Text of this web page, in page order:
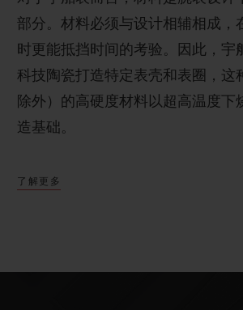
部分。材料必须与设计相辅相成，
时更能抵挡时间的考验。因此，宇
科技陶瓷打造特定表壳和表圈，这
除外）的高硬度材料以超高温度下
造基础。
了解更多